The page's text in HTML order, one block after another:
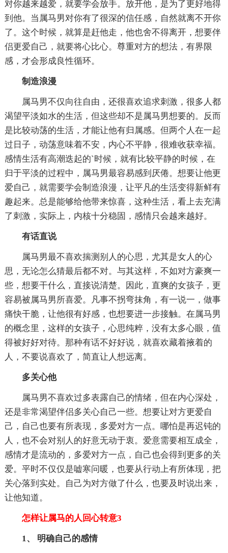
对你越来越爱，就要学会放手。放开他，是为了更好地得
到他。当属马男对你有了很深的信任感，自然就离不开你
了。这个时候，就算是赶他走，他也舍不得离开，想要伴
侣更爱自己，就要将心比心。尊重对方的想法，有界限
感，才会形成良性循环。
制造浪漫
属马男不仅向往自由，还很喜欢追求刺激，很多人都
渴望平淡如水的生活，但这些却不是属马男想要的。反而
是比较动荡的生活，才能让他有归属感。但两个人在一起
过日子，动荡意味着不安，内心不平静，很难收获幸福。
感情生活有高潮迭起的`时候，就有比较平静的时候，在
归于平淡的过程中，属马男最容易感到厌倦。想要让他更
爱自己，就需要学会制造浪漫，让平凡的生活变得新鲜有
趣起来。总是能够给他带来惊喜，这种生活，看上去充满
了刺激，实际上，内核十分稳固，感情只会越来越好。
有话直说
属马男最不喜欢揣测别人的心思，尤其是女人的心
思，无论怎么猜最后都不对。与其这样，不如对方豪爽一
些，想要干什么，直接说清楚。因此，直爽的女孩子，更
容易被属马男所喜爱。凡事不拐弯抹角，有一说一，做事
痛快干脆，让他很有好感，也想要进一步接触。在属马男
的概念里，这样的女孩子，心思纯粹，没有太多心眼，值
得被好好对待。那种有话不好好说，就喜欢藏着掖着的
人，不要说喜欢了，简直让人想远离。
多关心他
属马男不喜欢过多表露自己的情绪，但在内心深处，
还是非常渴望伴侣多关心自己一些。想要让对方更爱自
己，自己也要有所表现，多爱对方一点。哪怕是再迟钝的
人，也不会对别人的好意无动于衷。爱意需要相互成全，
感情才是流动的，多爱对方一点，自己也会得到更多的关
爱。平时不仅仅是嘘寒问暖，也要从行动上有所体现，把
关心落到实处。自己为对方做了什么，也要及时说出来，
让他知道。
怎样让属马的人回心转意3
1、 明确自己的感情